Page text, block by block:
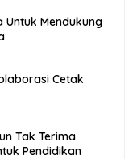
Untuk Mendukung
Cetak
Tak Terima
Pendidikan